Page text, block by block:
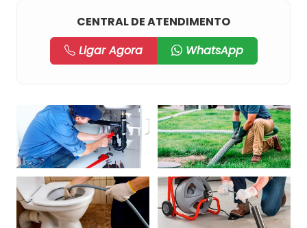
CENTRAL DE ATENDIMENTO
Ligar Agora
WhatsApp